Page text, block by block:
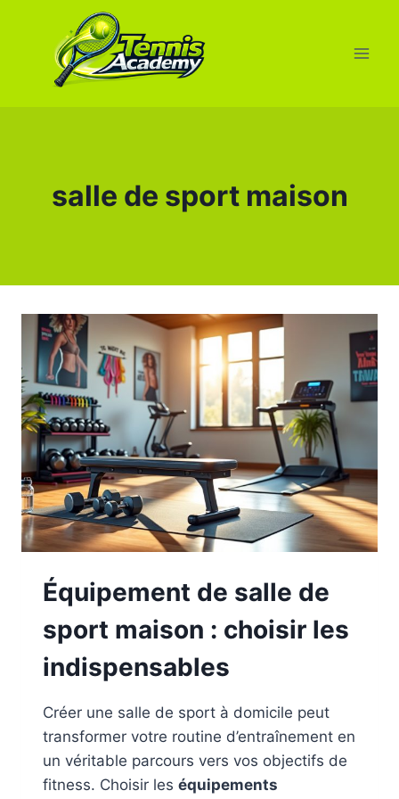
contenu
salle de sport maison
Équipement de salle de
sport maison : choisir les
indispensables
Créer une salle de sport à domicile peut
transformer votre routine d’entraînement en
un véritable parcours vers vos objectifs de
fitness. Choisir les équipements